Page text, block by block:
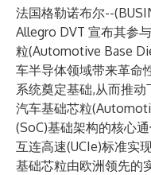
法国格勒诺布尔--(
Allegro DVT 宣布其参
粒(Automotive Base
车半导体领域带来革命
系统奠定基础,从而推动
汽车基础芯粒
(SoC)基础架构的核心
互连高速(UCIe)标准实
基础芯粒由欧洲领先